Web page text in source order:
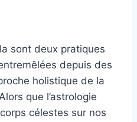
sont deux pratiques
depuis des
holistique de la
que l’astrologie
célestes sur nos